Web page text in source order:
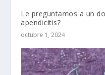
Le preguntamos a un
apendicitis?
octubre 1, 2024